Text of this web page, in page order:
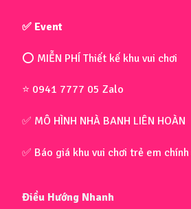
✅ Event
⭕ MIỄN PHÍ Thiết kế khu vui chơi
⭐ 0941 7777 05 Zalo
✅ MÔ HÌNH NHÀ BANH LIÊN HOÀN
✅ Báo giá khu vui chơi trẻ em chính
Điều Hướng Nhanh